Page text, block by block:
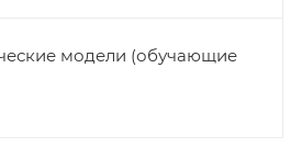
модели (обучающие